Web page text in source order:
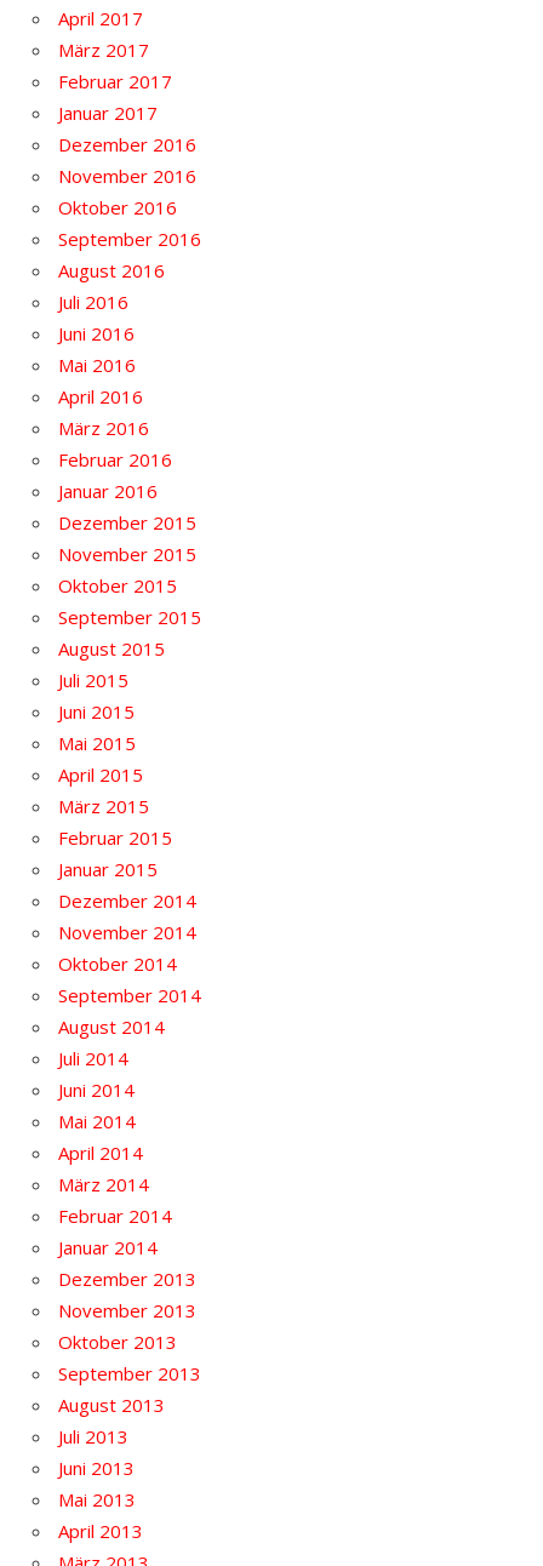
April 2017
März 2017
Februar 2017
Januar 2017
Dezember 2016
November 2016
Oktober 2016
September 2016
August 2016
Juli 2016
Juni 2016
Mai 2016
April 2016
März 2016
Februar 2016
Januar 2016
Dezember 2015
November 2015
Oktober 2015
September 2015
August 2015
Juli 2015
Juni 2015
Mai 2015
April 2015
März 2015
Februar 2015
Januar 2015
Dezember 2014
November 2014
Oktober 2014
September 2014
August 2014
Juli 2014
Juni 2014
Mai 2014
April 2014
März 2014
Februar 2014
Januar 2014
Dezember 2013
November 2013
Oktober 2013
September 2013
August 2013
Juli 2013
Juni 2013
Mai 2013
April 2013